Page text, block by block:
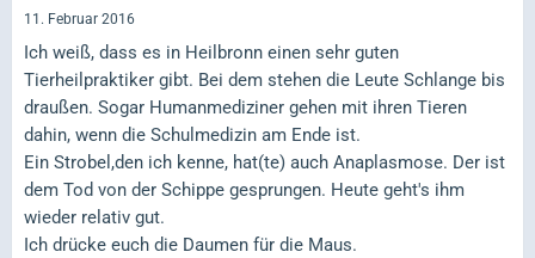
11. Februar 2016
Ich weiß, dass es in Heilbronn einen sehr guten
Tierheilpraktiker gibt. Bei dem stehen die Leute Schlange bis
draußen. Sogar Humanmediziner gehen mit ihren Tieren
dahin, wenn die Schulmedizin am Ende ist.
Ein Strobel,den ich kenne, hat(te) auch Anaplasmose. Der ist
dem Tod von der Schippe gesprungen. Heute geht's ihm
wieder relativ gut.
Ich drücke euch die Daumen für die Maus.